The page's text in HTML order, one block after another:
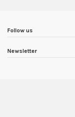
Follow us
Newsletter